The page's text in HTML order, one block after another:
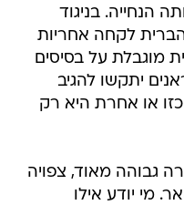
הנחייה. בניגוד
לקחה אחריות
מוגבלת על בסיסים
יתקשו להגיב
או אחרת היא רק
גבוהה מאוד, צפויה
יותר עד ל-20 בינואר. מי יודע אילו